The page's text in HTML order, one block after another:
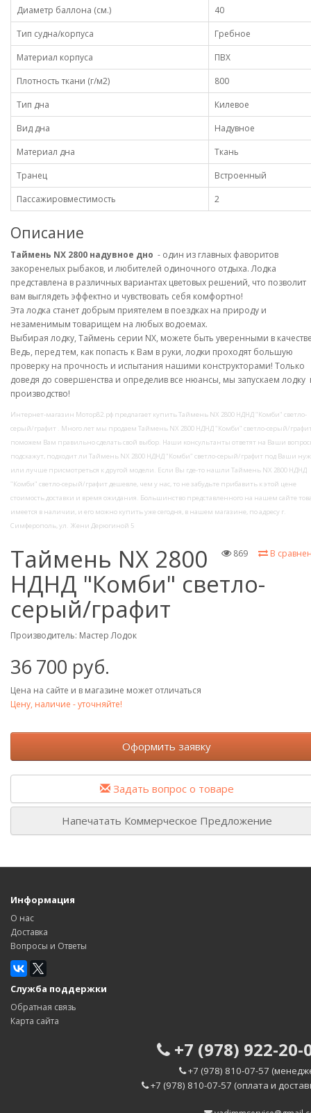
Диаметр баллона (см.)
40
Тип судна/корпуса
Гребное
Материал корпуса
ПВХ
Плотность ткани (г/м2)
800
Тип дна
Килевое
Вид дна
Надувное
Материал дна
Ткань
Транец
Встроенный
Пассажировместимость
2
Описание
Таймень NX 2800 надувное дно - один из главных фаворитов
закоренелых рыбаков, и любителей одиночного отдыха. Лодка
представлена в различных вариантах цветовых решений, что позволит
вам выглядеть эффектно и чувствовать себя комфортно!
Эта лодка станет добрым приятелем в поездках на природу и
незаменимым товарищем на любых водоемах.
Выбирая лодку, Таймень серии NX, можете быть уверенными в
Ведь, перед тем, как попасть к Вам в руки, лодки проходят большую
проверку на прочность и испытания нашими конструкторами! Только
доведя до совершенства и определив все нюансы, мы запускаем лодку
производство!
Интернет-магазин Мотор82.рф предлагает купить Таймень NX 2800 НДНД "Комби" светло-
серый/графит . Много лет мы продаем Таймень NX 2800 НДНД "Комби" светло-серый/
поможем Вам правильно сделать свой выбор. Наши консультанты ответят на Ваши
подскажут, подходит ли Таймень NX 2800 НДНД "Комби" светло-серый/графит под Ваши
или лучше присмотреться к другой модели. Если Вы где-то нашли Таймень NX 2800 НДНД
"Комби" светло-серый/графит дешевле, чем у нас, то не забудьте прибавить к этой цене
стоимость доставки и время ожидания. Большинство представленного на нашем сайте
имеется в наличии, и его можно купить уже сегодня, в нашем магазине, по адресу г.
Симферополь, ул. Жени Дерюгиной 5
В
869
Таймень NX 2800
НДНД "Комби" светло-
серый/графит
Производитель: Мастер Лодок
36 700 руб.
Цена на сайте и в магазине может отличаться
Цену, наличие - уточняйте!
Оформить заявку
Задать вопрос о товаре
Напечатать Коммерческое Предложение
Информация
О нас
Доставка
Вопросы и Ответы
Служба поддержки
Обратная связь
Карта сайта
+7 (978) 922-20-
+7 (978) 810-07-57
+7 (978) 810-07-57 (оплата и